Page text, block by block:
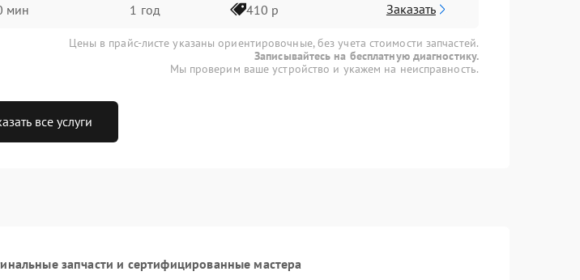
мин 1 год 410 р Заказать
Цены в прайс-листе указаны ориентировочные, без учета стоимости запчастей.
Записывайтесь на бесплатную диагностику.
Мы проверим ваше устройство и укажем на неисправность.
все услуги
запчасти и сертифицированные мастера